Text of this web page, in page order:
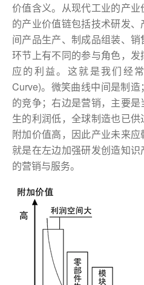
价值含义。从现代工业的产
的产业价值链包括技术研发
间产品生产、制成品组装、
环节上有不同的参与角色，
应的利益。这就是我们经
Curve)。微笑曲线中间是制
的竞争；右边是营销，主要
生的利润低，全球制造也已
附加价值高，因此产业未来
就是在左边加强研发创造知
的营销与服务。